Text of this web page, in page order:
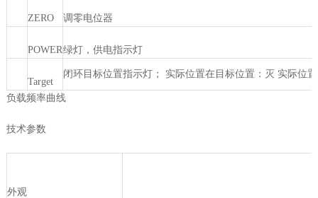
ZERO 调零电位器
POWER绿灯，供电指示灯
Target
闭环目标位置指示灯； 实际位置在目标位置：灭 实际位
负载频率曲线
技术参数
外观